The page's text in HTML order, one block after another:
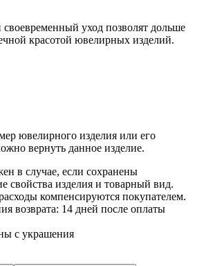
уход позволят дольше
красотой ювелирных изделий.
ювелирного изделия или его
вернуть данное изделие.
в случае, если сохранены
свойства изделия и товарный вид.
компенсируются покупателем.
возврата: 14 дней после оплаты
с украшения